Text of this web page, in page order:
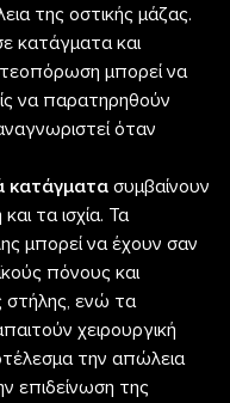
της οστικής μάζας.
κατάγματα και
μπορεί να
να παρατηρηθούν
όταν
κατάγματα συμβαίνουν
τα ισχία. Τα
μπορεί να έχουν σαν
πόνους και
στήλης, ενώ τα
χειρουργική
την απώλεια
επιδείνωση της